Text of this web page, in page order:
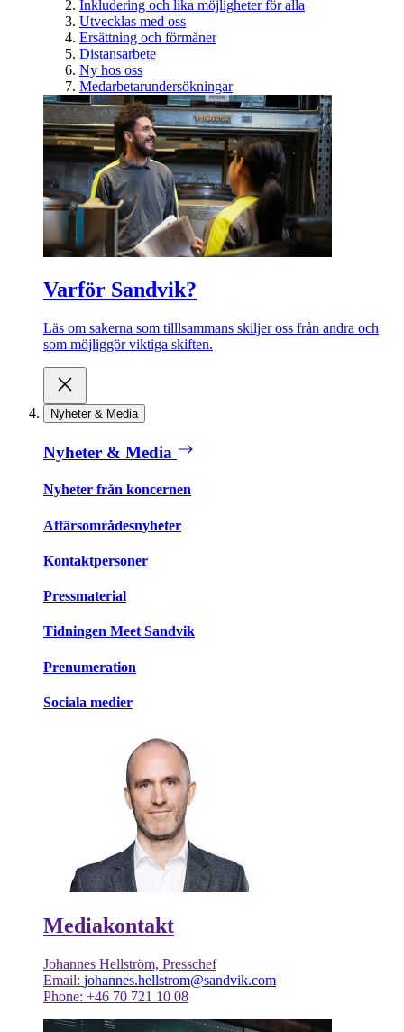
Inkludering och lika möjligheter för alla
Utvecklas med oss
Ersättning och förmåner
Distansarbete
Ny hos oss
Medarbetarundersökningar
Varför Sandvik?
Läs om sakerna som tilllsammans skiljer oss från andra och
som möjliggör viktiga skiften.
Nyheter & Media
Nyheter & Media
Nyheter från koncernen
Affärsområdesnyheter
Kontaktpersoner
Pressmaterial
Tidningen Meet Sandvik
Prenumeration
Sociala medier
Mediakontakt
Johannes Hellström, Presschef
Email: johannes.hellstrom@sandvik.com
Phone: +46 70 721 10 08